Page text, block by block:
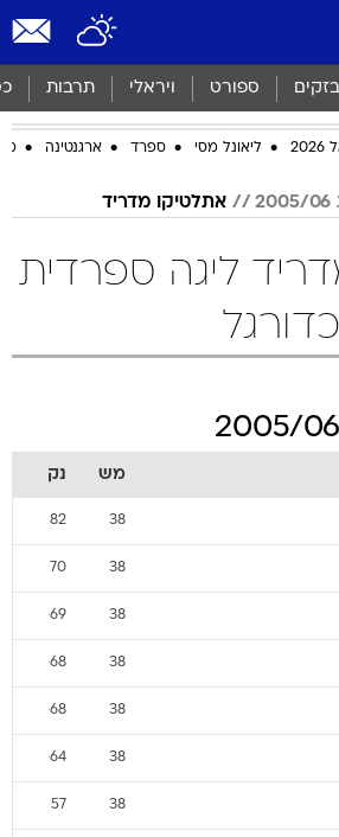
ספורט ויראלי תרבות
ליאונל מסי ספרד ארגנטינה
אתלטיקו מדריד
ליגה ספרדית
מש נק
38
82
38
70
38
69
38
68
38
68
38
64
38
57